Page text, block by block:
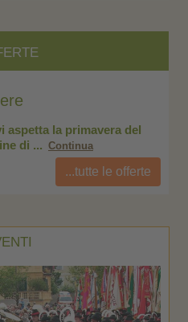
aspetta la primavera del
di ... Continua
...tutte le offerte